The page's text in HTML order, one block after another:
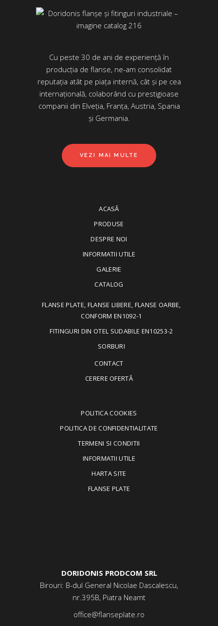
Cu peste 30 de ani de experiență în
producția de flanse, ne-am consolidat
reputația atât pe piața internă, cât și pe cea
internațională, colaborând cu prestigioase
companii din Elveția, Franța, Austria, Spania
și Germania.
VEZI MAI MULTE
ACASĂ
PRODUSE
DESPRE NOI
INFORMATII UTILE
GALERIE
CATALOG
FLANSE PLATE, FLANSE LIBERE, FLANSE OARBE,
CONFORM EN1092-1
FITINGURI DIN OTEL SUDABILE EN10253-2
SORBURI
CONTACT
CERERE OFERTĂ
POLITICA COOKIES
POLITICA DE CONFIDENTIALITATE
TERMENI SI CONDITII
INFORMATII UTILE
HARTA SITE
FLANSE PLATE
DORIDONIS PRODCOM SRL
Birouri: B-dul General Nicolae Dascalescu,
nr.395B, Piatra Neamt
office@flanseplate.ro